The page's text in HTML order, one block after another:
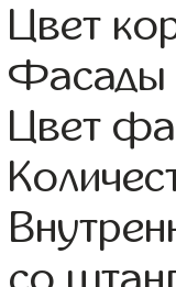
Цвет
Фасады
Цвет